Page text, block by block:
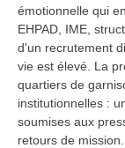
émotionnelle qui
EHPAD, IME,
d'un recrutement
vie est élevé. La
quartiers de
institutionnelles :
soumises aux
retours de